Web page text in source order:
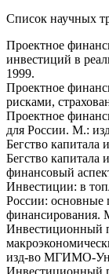
Список научных
Проектное
инвестиций в
1999.
Проектное
рисками,
Проектное
для России. М.:
Бегство
Бегство капитала
финансовый
Инвестиции: в
России: основные
Инвестиционный
изд-во МГИМО-